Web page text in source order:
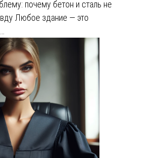
почему бетон и сталь не
Любое здание — это